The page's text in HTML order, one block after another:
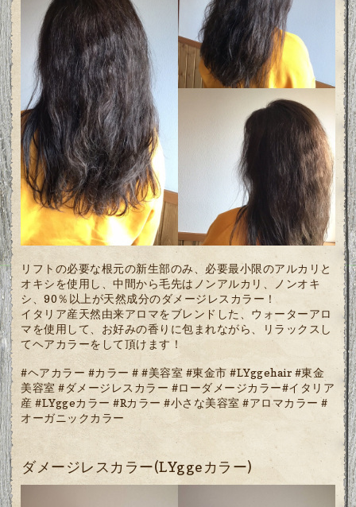
リフトの必要な根元の新生部のみ、必要最小限のアルカリと
オキシを使用し、中間から毛先はノンアルカリ、ノンオキ
シ、90％以上が天然成分のダメージレスカラー！
イタリア産天然由来アロマをブレンドした、ウォーターアロ
マを使用して、お好みの香りに包まれながら、リラックスし
てヘアカラーをして頂けます！
#ヘアカラー #カラー # #美容室 #東金市 #LYggehair #東金
美容室 #ダメージレスカラー #ローダメージカラー#イタリア
産 #LYggeカラー #Rカラー #小さな美容室 #アロマカラー #
オーガニックカラー
ダメージレスカラー(LYggeカラー)